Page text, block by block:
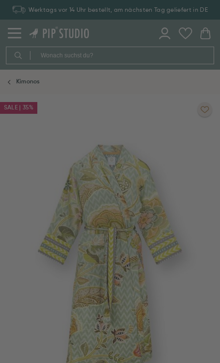
Werktags vor 14 Uhr bestellt, am nächsten Tag geliefert in DE
Kimonos
SALE | 35%